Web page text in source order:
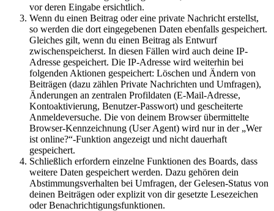
vor deren Eingabe ersichtlich.
Wenn du einen Beitrag oder eine private Nachricht erstellst,
so werden die dort eingegebenen Daten ebenfalls gespeichert.
Gleiches gilt, wenn du einen Beitrag als Entwurf
zwischenspeicherst. In diesen Fällen wird auch deine IP-
Adresse gespeichert. Die IP-Adresse wird weiterhin bei
folgenden Aktionen gespeichert: Löschen und Ändern von
Beiträgen (dazu zählen Private Nachrichten und Umfragen),
Änderungen an zentralen Profildaten (E-Mail-Adresse,
Kontoaktivierung, Benutzer-Passwort) und gescheiterte
Anmeldeversuche. Die von deinem Browser übermittelte
Browser-Kennzeichnung (User Agent) wird nur in der „Wer
ist online?“-Funktion angezeigt und nicht dauerhaft
gespeichert.
Schließlich erfordern einzelne Funktionen des Boards, dass
weitere Daten gespeichert werden. Dazu gehören dein
Abstimmungsverhalten bei Umfragen, der Gelesen-Status von
deinen Beiträgen oder explizit von dir gesetzte Lesezeichen
oder Benachrichtigungsfunktionen.